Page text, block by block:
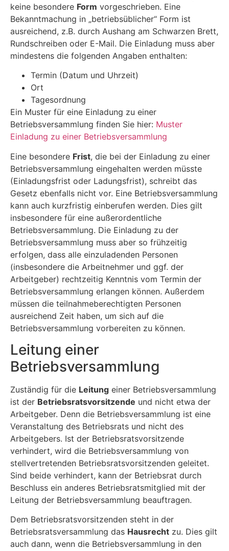
keine besondere Form vorgeschrieben. Eine
Bekanntmachung in „betriebsüblicher“ Form ist
ausreichend, z.B. durch Aushang am Schwarzen Brett,
Rundschreiben oder E-Mail. Die Einladung muss aber
mindestens die folgenden Angaben enthalten:
Termin (Datum und Uhrzeit)
Ort
Tagesordnung
Ein Muster für eine Einladung zu einer
Betriebsversammlung finden Sie hier: Muster
Einladung zu einer Betriebsversammlung
Eine besondere Frist, die bei der Einladung zu einer
Betriebsversammlung eingehalten werden müsste
(Einladungsfrist oder Ladungsfrist), schreibt das
Gesetz ebenfalls nicht vor. Eine Betriebsversammlung
kann auch kurzfristig einberufen werden. Dies gilt
insbesondere für eine außerordentliche
Betriebsversammlung. Die Einladung zu der
Betriebsversammlung muss aber so frühzeitig
erfolgen, dass alle einzuladenden Personen
(insbesondere die Arbeitnehmer und ggf. der
Arbeitgeber) rechtzeitig Kenntnis vom Termin der
Betriebsversammlung erlangen können. Außerdem
müssen die teilnahmeberechtigten Personen
ausreichend Zeit haben, um sich auf die
Betriebsversammlung vorbereiten zu können.
Leitung einer
Betriebsversammlung
Zuständig für die Leitung einer Betriebsversammlung
ist der Betriebsratsvorsitzende und nicht etwa der
Arbeitgeber. Denn die Betriebsversammlung ist eine
Veranstaltung des Betriebsrats und nicht des
Arbeitgebers. Ist der Betriebsratsvorsitzende
verhindert, wird die Betriebsversammlung von
stellvertretenden Betriebsratsvorsitzenden geleitet.
Sind beide verhindert, kann der Betriebsrat durch
Beschluss ein anderes Betriebsratsmitglied mit der
Leitung der Betriebsversammlung beauftragen.
Dem Betriebsratsvorsitzenden steht in der
Betriebsratsversammlung das Hausrecht zu. Dies gilt
auch dann, wenn die Betriebsversammlung in den